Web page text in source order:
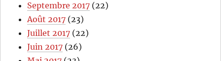
Septembre 2017 (22)
Août 2017 (23)
Juillet 2017 (22)
Juin 2017 (26)